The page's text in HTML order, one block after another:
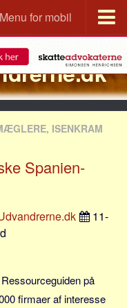
Menu for mobil
ISENKRAM
Spanien-
11-
på
firmaer af interesse